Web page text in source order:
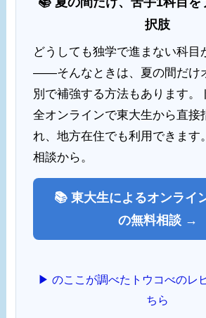
択肢
どうしても独学で進まない科目
——そんなときは、夏の間だけ
別で補強する方法もあります。
全オンラインで東大生から直接
れ、地方在住でも利用できます
相談から。
📚 東大生によるオンライ
の無料相談 →
▶ のここが調べたトウコべのレ
ちら